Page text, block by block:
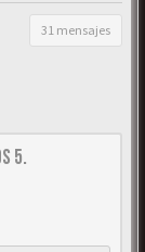
31 mensajes
5.